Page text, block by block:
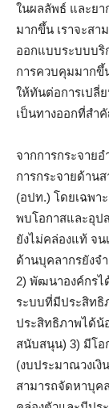
ในผลลัพธ์ และยา
มากขึ้น เราจะสา
ออกแบบระบบบริ
การควบคุมมากขึ้
ให้ทันต่อการเปลี่
เป็นทางออกที่สำ
จากการกระจายอ
การกระจายด้าน
(อปท.) โดยเฉพา
พบโอกาสและอุป
ยังไม่คล่องแท้ จน
ด้านบุคลากรยังจ
2) พัฒนาองค์กรไ
ระบบที่มีประสิทธิ
ประสิทธิภาพได้น้
สนับสนุน) 3) มีโอ
(งบประมาณวงเ
สามารถจัดหาบุค